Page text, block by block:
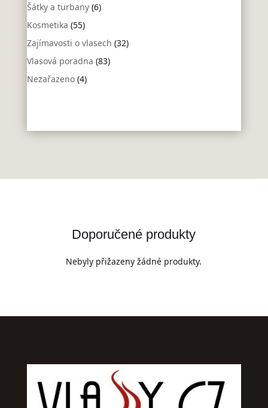
Šátky a turbany(6)
Kosmetika (55)
Zajímavosti o vlasech (32)
Vlasová poradna (83)
Nezařazeno(4)
Doporučené produkty
Nebyly přižazeny žádné produkty.